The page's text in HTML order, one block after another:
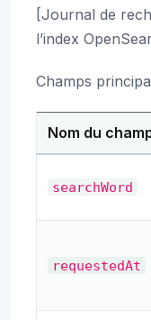
[Journal de
l’index
Champs
Nom du
searchWord
requestedAt